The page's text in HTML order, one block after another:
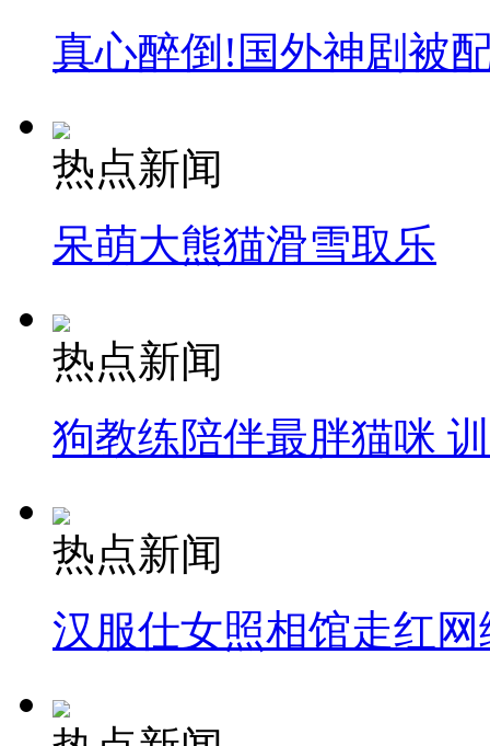
真心醉倒!国外神剧被
热点新闻
呆萌大熊猫滑雪取乐
热点新闻
狗教练陪伴最胖猫咪
热点新闻
汉服仕女照相馆走红网